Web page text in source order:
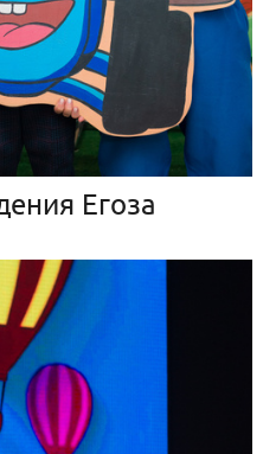
Егоза